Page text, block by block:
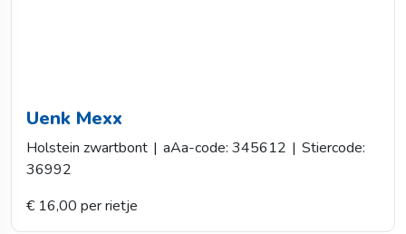
Uenk Mexx
Holstein zwartbont | aAa-code: 345612 | Stiercode:
36992
€ 16,00 per rietje